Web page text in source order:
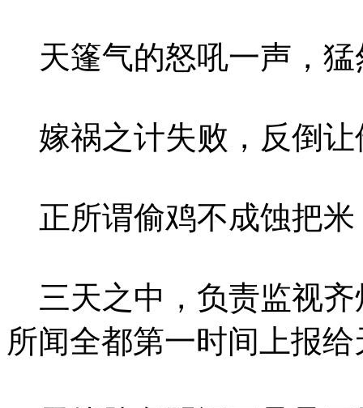
天篷气的怒吼一声，猛
嫁祸之计失败，反倒让
正所谓偷鸡不成蚀把米
三天之中，负责监视齐
所闻全都第一时间上报